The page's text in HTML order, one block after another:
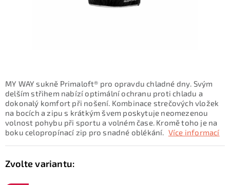
MY WAY sukně Primaloft® pro opravdu chladné dny. Svým
delším střihem nabízí optimální ochranu proti chladu a
dokonalý komfort při nošení. Kombinace strečových vložek
na bocích a zipu s krátkým švem poskytuje neomezenou
volnost pohybu při sportu a volném čase. Kromě toho je na
boku celopropínací zip pro snadné oblékání. Více informací